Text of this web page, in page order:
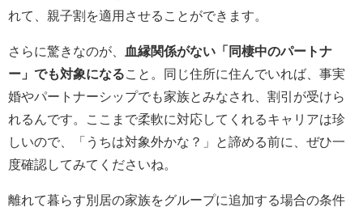
れて、親子割を適用させることができます。
さらに驚きなのが、
血縁関係がない「同棲中のパートナ
ー」でも対象になる こと。同じ住所に住んでいれば、事実
婚やパートナーシップでも家族とみなされ、割引が受けら
れるんです。ここまで柔軟に対応してくれるキャリアは珍
しいので、「うちは対象外かな？」と諦める前に、ぜひ一
度確認してみてくださいね。
離れて暮らす別居の家族をグループに追加する場合の条件